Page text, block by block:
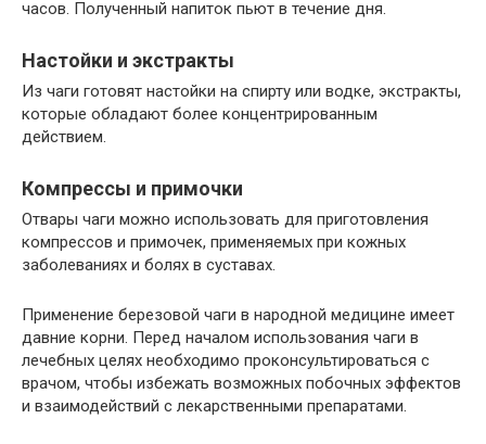
часов. Полученный напиток пьют в течение дня.
Настойки и экстракты
Из чаги готовят настойки на спирту или водке, экстракты,
которые обладают более концентрированным
действием.
Компрессы и примочки
Отвары чаги можно использовать для приготовления
компрессов и примочек, применяемых при кожных
заболеваниях и болях в суставах.
Применение березовой чаги в народной медицине имеет
давние корни. Перед началом использования чаги в
лечебных целях необходимо проконсультироваться с
врачом, чтобы избежать возможных побочных эффектов
и взаимодействий с лекарственными препаратами.